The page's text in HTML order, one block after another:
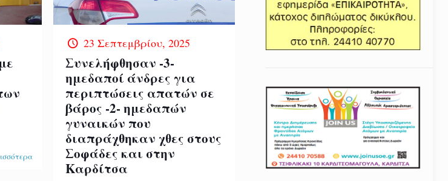
23 Σεπτεμβρίου, 2025
Συνελήφθησαν -3-
ημεδαποί άνδρες για
περιπτώσεις απατών σε
βάρος -2- ημεδαπών
γυναικών που
διαπράχθηκαν χθες στους
Σοφάδες και στην
Καρδίτσα